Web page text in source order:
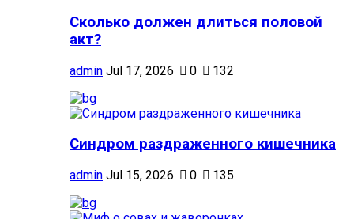
Сколько должен длиться половой
акт?
admin Jul 17, 2026 0 132
Синдром раздраженного кишечника
admin Jul 15, 2026 0 135